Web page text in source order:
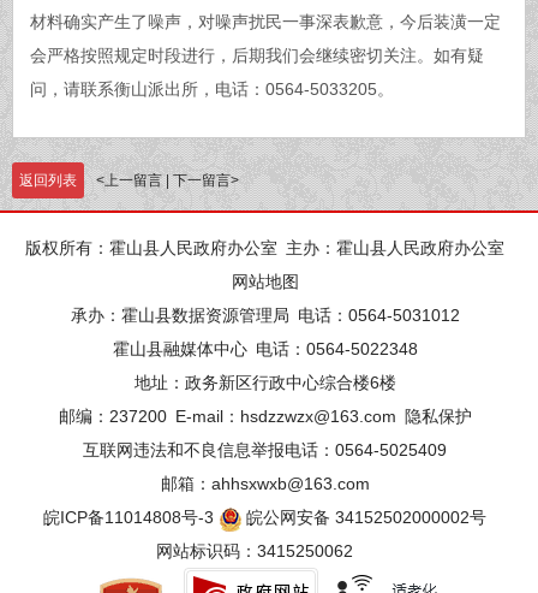
材料确实产生了噪声，对噪声扰民一事深表歉意，今后装潢一定
会严格按照规定时段进行，后期我们会继续密切关注。如有疑
问，请联系衡山派出所，电话：0564-5033205。
返回列表 <上一留言| 下一留言>
版权所有：霍山县人民政府办公室 主办：霍山县人民政府办公室
网站地图
承办：霍山县数据资源管理局 电话：0564-5031012
霍山县融媒体中心 电话：0564-5022348
地址：政务新区行政中心综合楼6楼
邮编：237200 E-mail：hsdzzwzx@163.com
隐私保护
互联网违法和不良信息举报电话：0564-5025409
邮箱：ahhsxwxb@163.com
皖ICP备11014808号-3
皖公网安备 34152502000002号
网站标识码：3415250062